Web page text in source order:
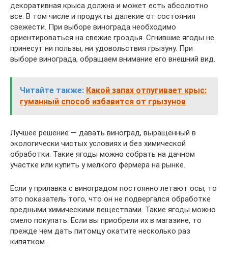
декоративная крыса должна и может есть абсолютно
все. В том числе и продукты далекие от состояния
свежести. При выборе винограда необходимо
ориентироваться на свежие гроздья. Сгнившие ягоды не
принесут ни пользы, ни удовольствия грызуну. При
выборе винограда, обращаем внимание его внешний вид.
Читайте также: Какой запах отпугивает крыс:
гуманный способ избавится от грызунов
Лучшее решение — давать виноград, выращенный в
экологически чистых условиях и без химической
обработки. Такие ягоды можно собрать на дачном
участке или купить у мелкого фермера на рынке.
Если у прилавка с виноградом постоянно летают осы, то
это показатель того, что он не подвергался обработке
вредными химическими веществами. Такие ягоды можно
смело покупать. Если вы приобрели их в магазине, то
прежде чем дать питомцу окатите несколько раз
кипятком.